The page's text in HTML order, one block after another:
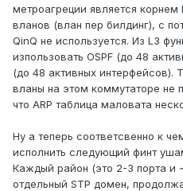
метроагреции является корнем
вланов (влан пер билдинг), с
QinQ не используется. Из L3
изпользовать OSPF (до 48
(до 48 активных интерфейсов).
вланы на этом коммутаторе не
что ARP таблица маловата
Ну а теперь соответсвенно к
исполнить следующий финт
Каждый район (это 2-3 порта и
отдельный STP домен,